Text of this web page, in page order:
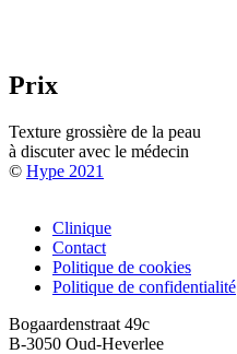
Prix
Texture grossière de la peau
à discuter avec le médecin
© Hype 2021
Footer
menu
Clinique
Contact
Politique de cookies
Politique de confidentialité
Bogaardenstraat 49c
B-3050 Oud-Heverlee